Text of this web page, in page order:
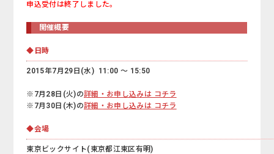
申込受付は終了しました。
開催概要
◆日時
2015年7月29日(水) 11:00 ～ 15:50
※7月28日(火)の詳細・お申し込みは コチラ
※7月30日(木)の詳細・お申し込みは コチラ
◆会場
東京ビックサイト(東京都江東区有明)